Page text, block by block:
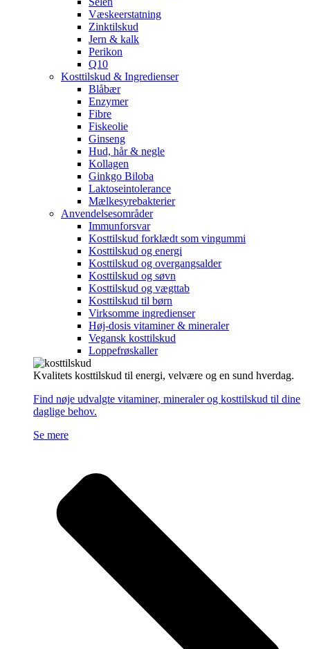
Væskeerstatning
Zinktilskud
Jern & kalk
Perikon
Q10
Kosttilskud & Ingredienser
Blåbær
Enzymer
Fibre
Fiskeolie
Ginseng
Hud, hår & negle
Kollagen
Ginkgo Biloba
Laktoseintolerance
Mælkesyrebakterier
Anvendelsesområder
Immunforsvar
Kosttilskud forklædt som vingummi
Kosttilskud og energi
Kosttilskud og overgangsalder
Kosttilskud og søvn
Kosttilskud og vægttab
Kosttilskud til børn
Virksomme ingredienser
Høj-dosis vitaminer & mineraler
Vegansk kosttilskud
Loppefrøskaller
Kvalitets kosttilskud til energi, velvære og en sund hverdag.
Find nøje udvalgte vitaminer, mineraler og kosttilskud til dine
daglige behov.
Se mere